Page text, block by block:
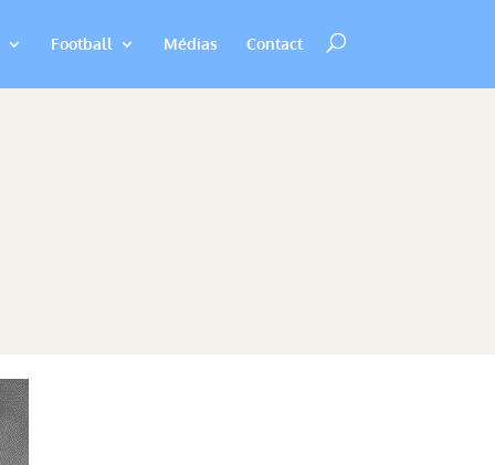
Football Médias Contact